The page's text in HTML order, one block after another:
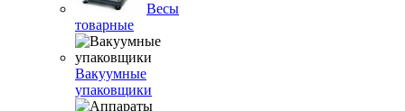
Весы
товарные
Вакуумные
упаковщики